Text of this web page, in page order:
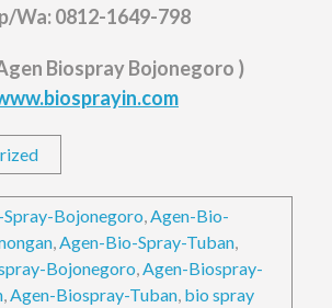
Wa: 0812-1649-798
Biospray Bojonegoro )
Bojonegoro Agen-Bio-
Agen-Bio-Spray-Tuban
Bojonegoro Agen-Biospray-
Agen-Biospray-Tuban bio spray